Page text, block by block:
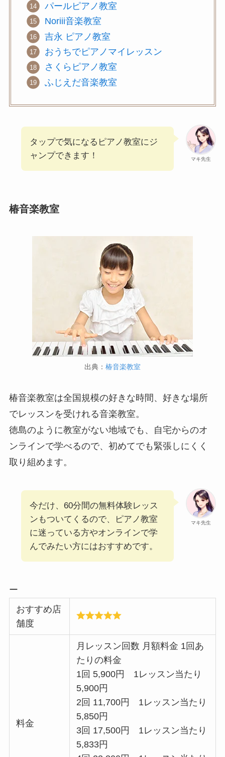
パールピアノ教室
Noriii音楽教室
吉永 ピアノ教室
おうちでピアノマイレッスン
さくらピアノ教室
ふじえだ音楽教室
マキ先生
タップで気になるピアノ教室にジ
ャンプできます！
椿音楽教室
出典： 椿音楽教室
椿音楽教室は全国規模の好きな時間、好きな場所
でレッスンを受けれる音楽教室。
徳島のように教室がない地域でも、自宅からのオ
ンラインで学べるので、初めてでも緊張しにくく
取り組めます。
マキ先生
今だけ、60分間の無料体験レッス
ンもついてくるので、ピアノ教室
に迷っている方やオンラインで学
んでみたい方にはおすすめです。
ー
おすすめ店
舗度
料金
月レッスン回数 月額料金 1回あ
たりの料金
1回 5,900円 1レッスン当たり
5,900円
2回 11,700円 1レッスン当たり
5,850円
3回 17,500円 1レッスン当たり
5,833円